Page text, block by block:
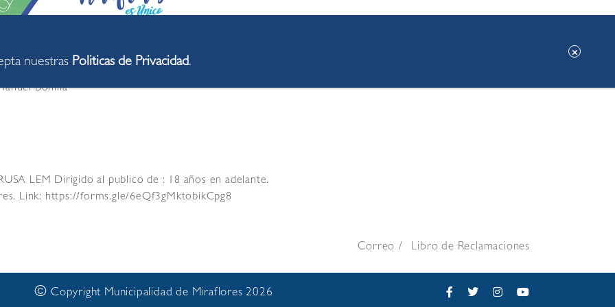
Bonilla
LEM Dirigido al publico de : 18 años en adelante.
Link: https://forms.gle/6eQf3gMktobikCpg8
Correo Libro de Reclamaciones
© Copyright Municipalidad de Miraflores 2026
nuestras Politicas de Privacidad.